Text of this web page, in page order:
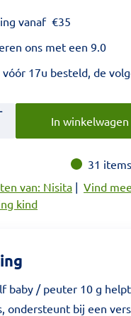
vanaf €35
ons met een 9.0
17u besteld, de
aantal in.
In winkelwagen
31 items
van: Nisita | Vind
kind
baby / peuter 10 g
ondersteunt bij een